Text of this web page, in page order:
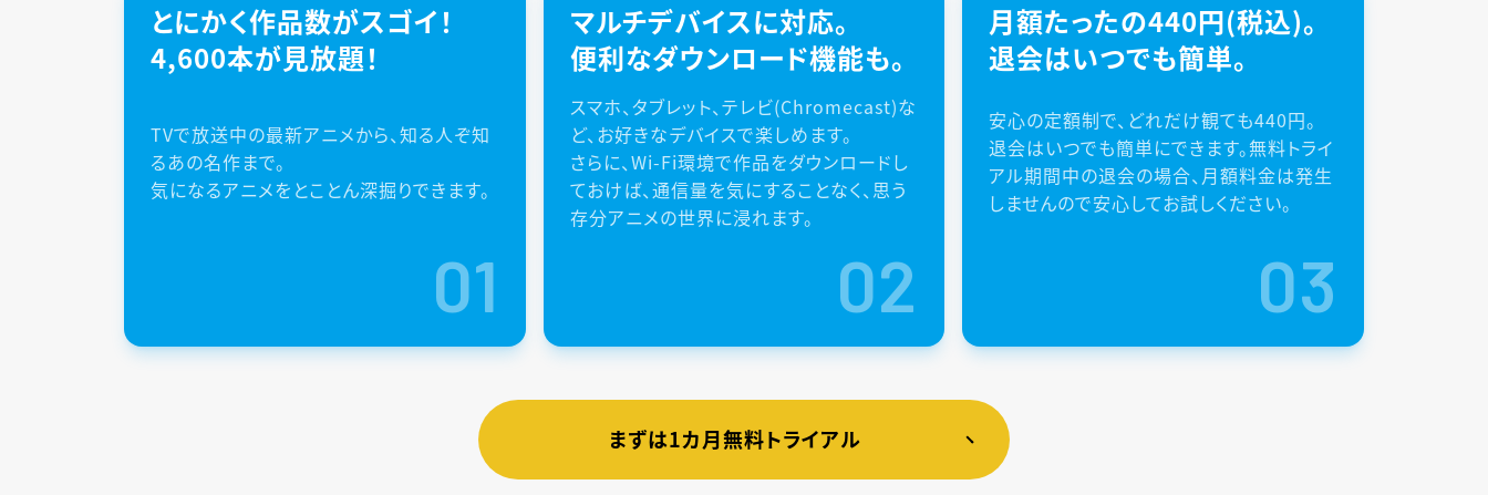
とにかく作品数がスゴイ！
4,600本が見放題！
TVで放送中の最新アニメから、知る人ぞ知
るあの名作まで。
気になるアニメをとことん深掘りできます。
01
マルチデバイスに対応。
便利なダウンロード機能も。
スマホ、タブレット、テレビ(Chromecast)な
ど、お好きなデバイスで楽しめます。
さらに、Wi-Fi環境で作品をダウンロードし
ておけば、通信量を気にすることなく、思う
存分アニメの世界に浸れます。
02
月額たったの440円(税込)。
退会はいつでも簡単。
安心の定額制で、どれだけ観ても440円。
退会はいつでも簡単にできます。無料トライ
アル期間中の退会の場合、月額料金は発生
しませんので安心してお試しください。
03
まずは1カ月無料トライアル